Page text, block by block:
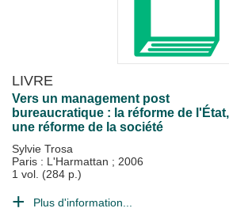
LIVRE
Vers un management post
bureaucratique : la réforme de l'État,
une réforme de la société
Sylvie Trosa
Paris : L'Harmattan ; 2006
1 vol. (284 p.)
Plus d'information...